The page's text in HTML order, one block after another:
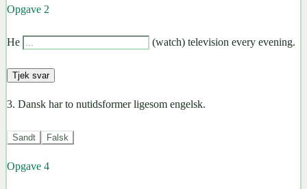
Opgave 2
He (watch) television every evening.
Tjek svar
3. Dansk har to nutidsformer ligesom engelsk.
Sandt Falsk
Opgave 4